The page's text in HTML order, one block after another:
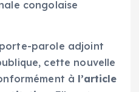
congolaise
parole adjoint
cette nouvelle
à l’article